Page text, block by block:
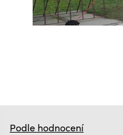
Podle hodnocení